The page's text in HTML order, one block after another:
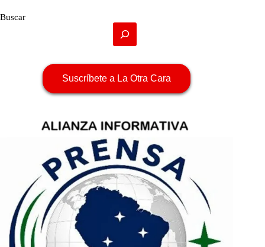
Buscar
Suscríbete a La Otra Cara